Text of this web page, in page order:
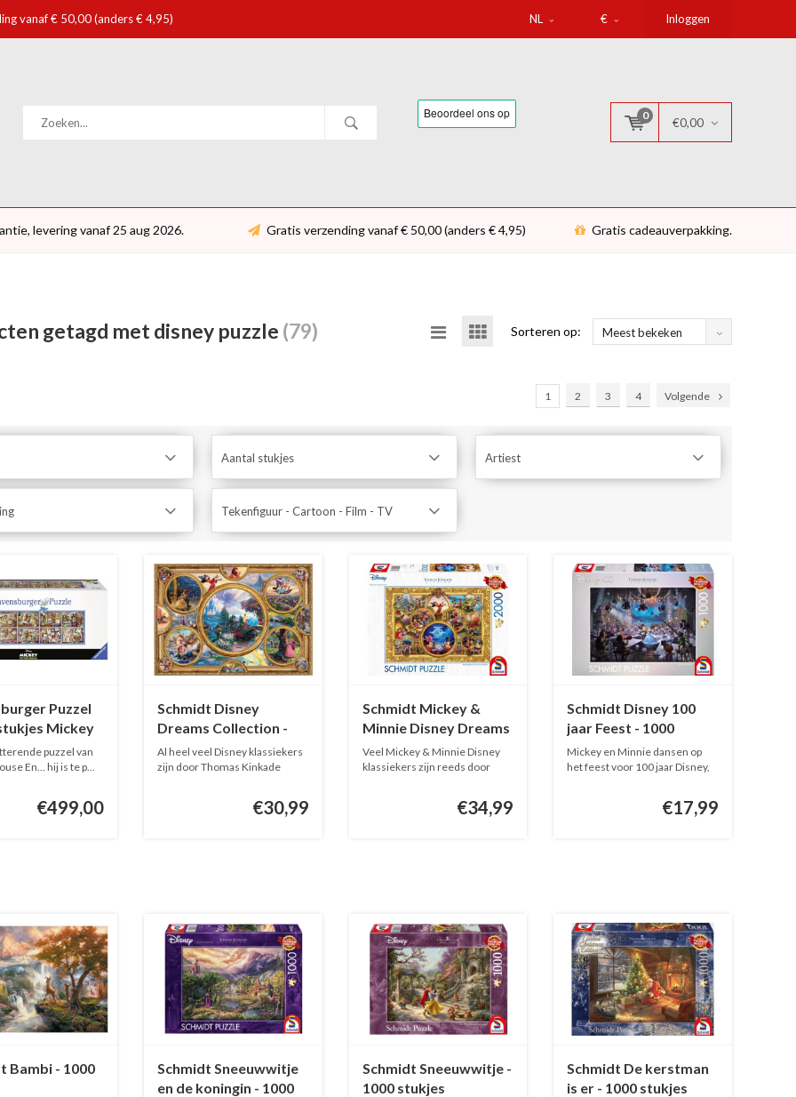
vanaf € 50,00 (anders € 4,95) NL € Inloggen
0
€0,00
levering vanaf 25 aug 2026. Gratis verzending vanaf € 50,00 (anders € 4,95) Gratis cadeauverpakking.
getagd met disney puzzle (79) Sorteren op: Meest bekeken
1 2 3 4 Volgende
Aantal stukjes Artiest
Tekenfiguur - Cartoon - Film - TV
Puzzel
Mickey
puzzel van
En... hij is te p...
€499,00
Schmidt Disney
Dreams Collection -
2000 stukjes
Al heel veel Disney klassiekers
zijn door Thomas Kinkade
€30,99
Schmidt Mickey &
Minnie Disney Dreams
Collection - 2000
stukjes
Veel Mickey & Minnie Disney
klassiekers zijn reeds door
€34,99
Schmidt Disney 100
jaar Feest - 1000
stukjes
Mickey en Minnie dansen op
het feest voor 100 jaar Disney,
€17,99
Bambi - 1000
Schmidt Sneeuwwitje
en de koningin - 1000
Schmidt Sneeuwwitje -
1000 stukjes
Schmidt De kerstman
is er - 1000 stukjes